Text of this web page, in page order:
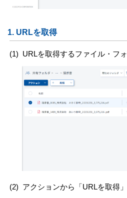
1. URLを取得
(1) URLを取得するファイル・フ
(2) アクションから「URLを取得